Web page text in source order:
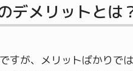
デメリットとは
すが、メリットばかりで